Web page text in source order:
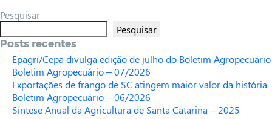
Pesquisar
Pesquisar
Posts recentes
Epagri/Cepa divulga edição de julho do Boletim Agropecuário
Boletim Agropecuário – 07/2026
Exportações de frango de SC atingem maior valor da história
Boletim Agropecuário – 06/2026
Síntese Anual da Agricultura de Santa Catarina – 2025